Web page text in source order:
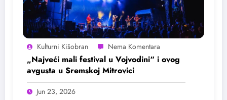
Kulturni Kišobran
„Najveći mali festival u Vojvodini“ i ovog
avgusta u Sremskoj Mitrovici
Jun 23, 2026